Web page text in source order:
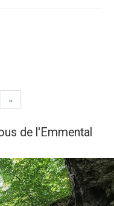
»
de l'Emmental